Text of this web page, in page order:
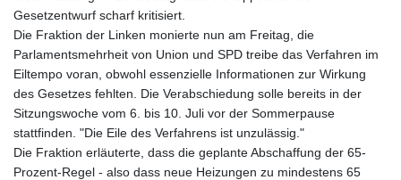
Gesetzentwurf scharf kritisiert.
Die Fraktion der Linken monierte nun am Freitag, die
Parlamentsmehrheit von Union und SPD treibe das Verfahren im
Eiltempo voran, obwohl essenzielle Informationen zur Wirkung
des Gesetzes fehlten. Die Verabschiedung solle bereits in der
Sitzungswoche vom 6. bis 10. Juli vor der Sommerpause
stattfinden. "Die Eile des Verfahrens ist unzulässig."
Die Fraktion erläuterte, dass die geplante Abschaffung der 65-
Prozent-Regel - also dass neue Heizungen zu mindestens 65